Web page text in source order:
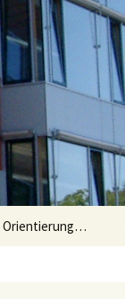
Orientierung…